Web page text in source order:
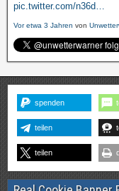
pic.twitter.com/n36d…
Vor etwa 3 Jahren von
spenden
teilen
teilen